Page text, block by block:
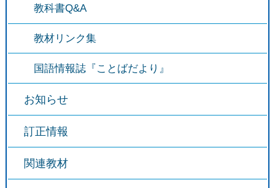
教科書Q&A
教材リンク集
国語情報誌『ことばだより』
お知らせ
訂正情報
関連教材